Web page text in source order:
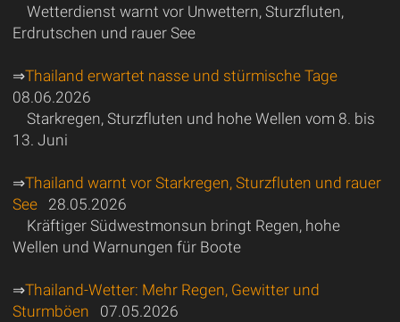
Wetterdienst warnt vor Unwettern, Sturzfluten,
Erdrutschen und rauer See
⇒Thailand erwartet nasse und stürmische Tage
08.06.2026
Starkregen, Sturzfluten und hohe Wellen vom 8. bis
13. Juni
⇒Thailand warnt vor Starkregen, Sturzfluten und rauer
See28.05.2026
Kräftiger Südwestmonsun bringt Regen, hohe
Wellen und Warnungen für Boote
⇒Thailand-Wetter: Mehr Regen, Gewitter und
Sturmböen 07.05.2026